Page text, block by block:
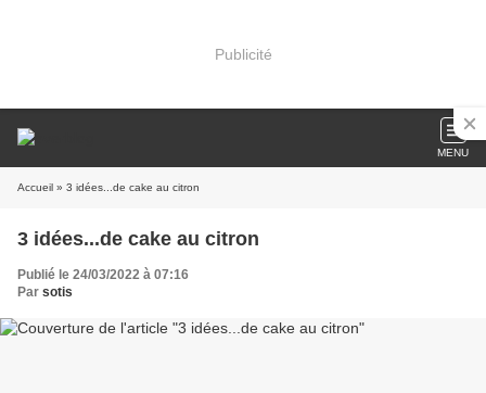
Publicité
MENU
Accueil » 3 idées...de cake au citron
3 idées...de cake au citron
Publié le 24/03/2022 à 07:16
Par sotis